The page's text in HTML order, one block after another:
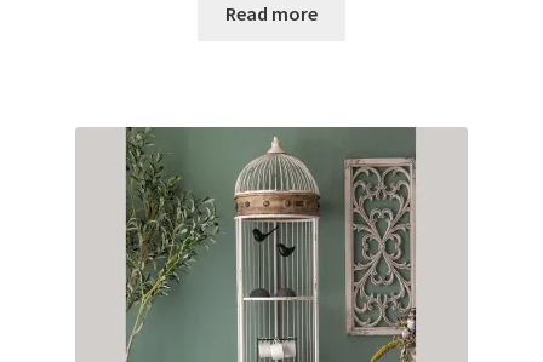
Read more